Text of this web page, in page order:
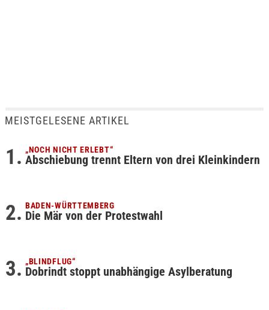
MEISTGELESENE ARTIKEL
„NOCH NICHT ERLEBT“
Abschiebung trennt Eltern von drei Kleinkindern
BADEN-WÜRTTEMBERG
Die Mär von der Protestwahl
„BLINDFLUG“
Dobrindt stoppt unabhängige Asylberatung